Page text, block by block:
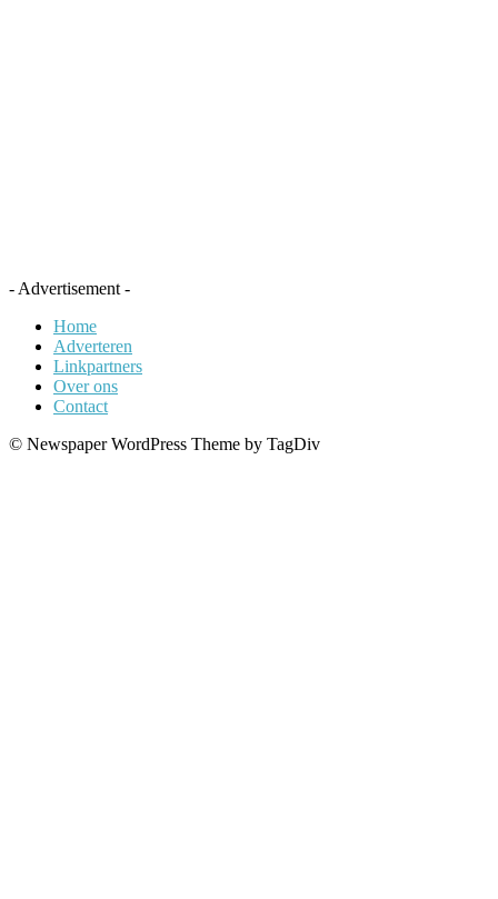
- Advertisement -
Home
Adverteren
Linkpartners
Over ons
Contact
© Newspaper WordPress Theme by TagDiv